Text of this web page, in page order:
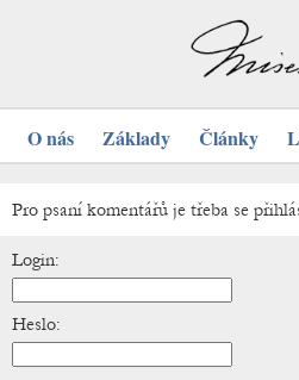
O nás Základy Články
Pro psaní komentářů je třeba se
Login:
Heslo: